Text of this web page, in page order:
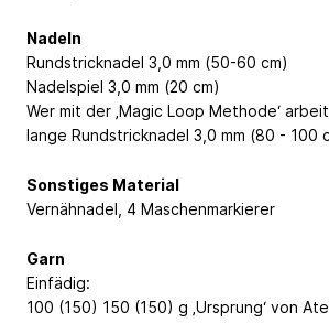
Nadeln
Rundstricknadel 3,0 mm (50-60 cm)
Nadelspiel 3,0 mm (20 cm)
Wer mit der ‚Magic Loop Methode‘
lange Rundstricknadel 3,0 mm (80 - 100
Sonstiges Material
Vernähnadel, 4 Maschenmarkierer
Garn
Einfädig:
100 (150) 150 (150) g ‚Ursprung‘ von